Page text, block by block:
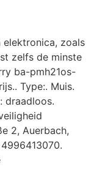
elektronica, zoals
zelfs de minste
ba-pmh21os-
Type:. Muis.
draadloos.
2, Auerbach,